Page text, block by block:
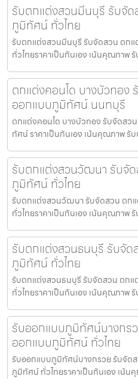
รับตกแต่งสวนมีนบุรี รับจั
ภูมิทัศน์ ทั่วไทย
รับตกแต่งสวนมีนบุรี รับจัดสวน ตก
ทั่วไทยราคาเป็นกันเอง เน้นคุณภาพ
ตกแต่งคอนโด บางบัวทอง
ออกแบบภูมิทัศน์ นนทบุรี
ตกแต่งคอนโด บางบัวทอง รับจัดส
ทัศน์ ราคาเป็นกันเอง เน้นคุณภาพ รั
รับตกแต่งสวนวัฒนา รับจั
ภูมิทัศน์ ทั่วไทย
รับตกแต่งสวนวัฒนา รับจัดสวน ตก
ทั่วไทยราคาเป็นกันเอง เน้นคุณภาพ
รับตกแต่งสวนธนบุรี รับจั
ภูมิทัศน์ ทั่วไทย
รับตกแต่งสวนธนบุรี รับจัดสวน ตก
ทั่วไทยราคาเป็นกันเอง เน้นคุณภาพ
รับออกแบบภูมิทัศน์บางกร
ออกแบบภูมิทัศน์ ทั่วไทย
รับออกแบบภูมิทัศน์บางกรวย รับจัด
ภูมิทัศน์ ทั่วไทยราคาเป็นกันเอง เน้